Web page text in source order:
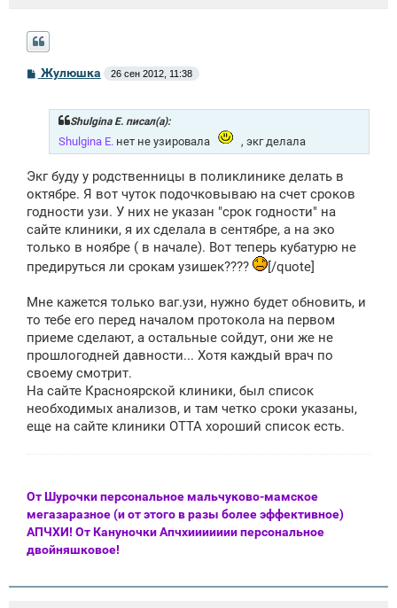
С
о
Жулюшка 26 сен 2012, 11:38
Shulgina E. писал(а):
Shulgina E. нет не узировала , экг делала
Экг буду у родственницы в поликлинике делать в
октябре. Я вот чуток подочковываю на счет сроков
годности узи. У них не указан "срок годности" на
сайте клиники, я их сделала в сентябре, а на эко
только в ноябре ( в начале). Вот теперь кубатурю не
предируться ли срокам узишек????
[/quote]
Мне кажется только ваг.узи, нужно будет обновить, и
то тебе его перед началом протокола на первом
приеме сделают, а остальные сойдут, они же не
прошлогодней давности... Хотя каждый врач по
своему смотрит.
На сайте Красноярской клиники, был список
необходимых анализов, и там четко сроки указаны,
еще на сайте клиники ОТТА хороший список есть.
От Шурочки персональное мальчуково-мамское
мегазаразное (и от этого в разы более эффективное)
АПЧХИ! От Кануночки Апчхиииииии персональное
двойняшковое!